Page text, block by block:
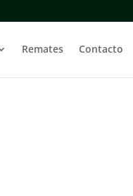
Remates Contacto